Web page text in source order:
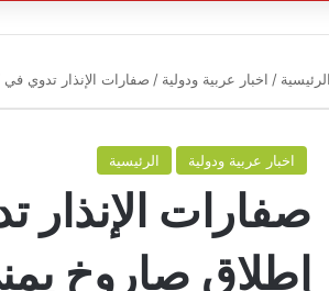
الرئيسية / اخبار عربية ودولية / صفارات الإنذار تدوي
اخبار عربية ودولية الرئيسية
صفارات الإنذار
إطلاق صاروخ